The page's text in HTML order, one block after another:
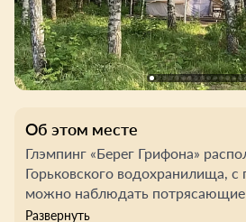
Об этом месте
Глэмпинг «Берег Грифона»
Горьковского водохранилища, с
можно наблюдать потрясающие
прекрасный сосновый лес, где